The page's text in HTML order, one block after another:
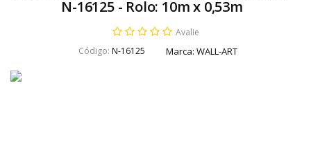
em
venda
N-16125 - Rolo: 10m x 0,53m
Avalie
Código: N-16125 Marca: WALL-ART